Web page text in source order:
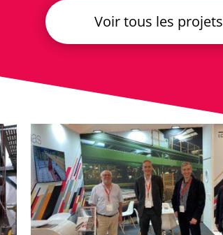
Voir tous les projets